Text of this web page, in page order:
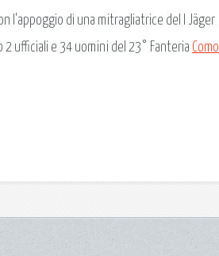
l'appoggio di una mitragliatrice del I Jäger
ufficiali e 34 uomini del 23° Fanteria Como